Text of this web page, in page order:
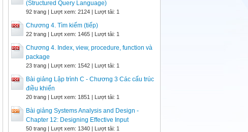
(Structured Query Language)
92 trang | Lượt xem: 2124 | Lượt tải: 1
Chương 4. Tìm kiếm (tiếp)
22 trang | Lượt xem: 1465 | Lượt tải: 1
Chương 4. Index, view, procedure, function và
package
23 trang | Lượt xem: 1542 | Lượt tải: 1
Bài giảng Lập trình C - Chương 3 Các cấu trúc
điều khiển
20 trang | Lượt xem: 1851 | Lượt tải: 1
Bài giảng Systems Analysis and Design -
Chapter 12: Designing Effective Input
50 trang | Lượt xem: 1340 | Lượt tải: 1